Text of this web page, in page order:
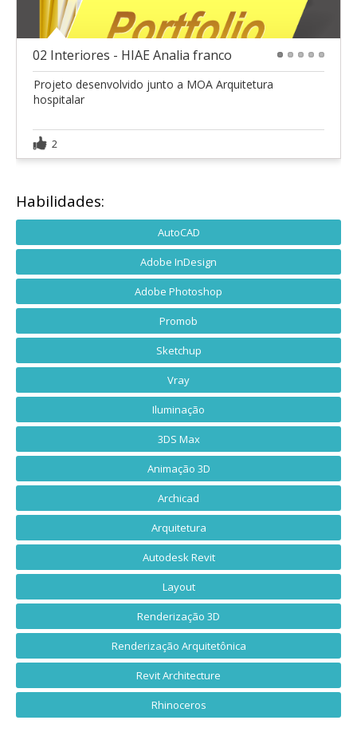
02 Interiores - HIAE Analia franco
Projeto desenvolvido junto a MOA Arquitetura
hospitalar
2
Habilidades:
AutoCAD
Adobe InDesign
Adobe Photoshop
Promob
Sketchup
Vray
Iluminação
3DS Max
Animação 3D
Archicad
Arquitetura
Autodesk Revit
Layout
Renderização 3D
Renderização Arquitetônica
Revit Architecture
Rhinoceros